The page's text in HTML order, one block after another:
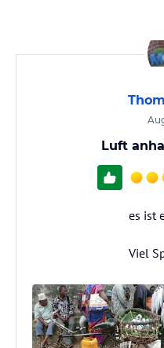
Luft
es ist
Viel